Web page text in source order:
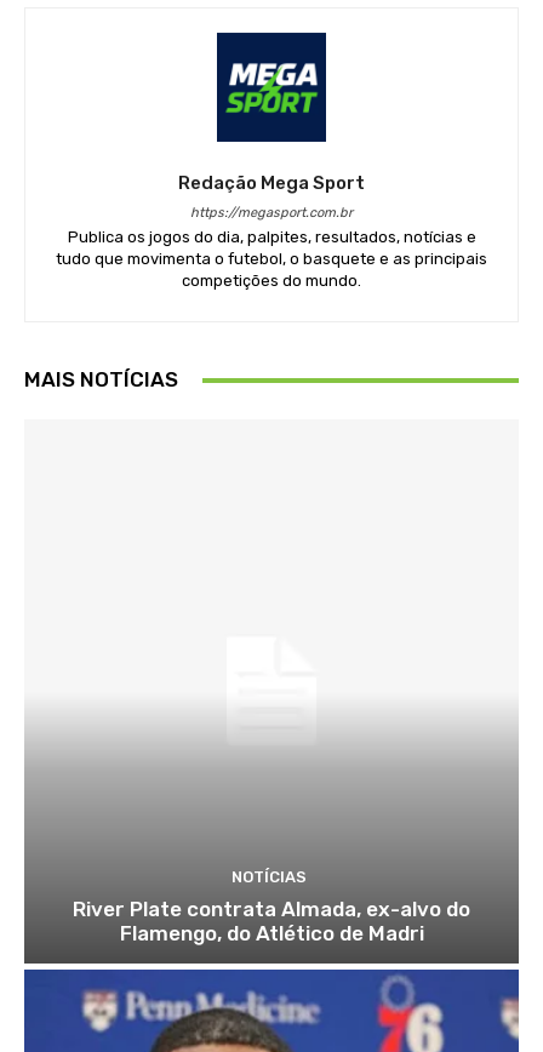
Redação Mega Sport
https://megasport.com.br
Publica os jogos do dia, palpites, resultados, notícias e
tudo que movimenta o futebol, o basquete e as principais
competições do mundo.
MAIS NOTÍCIAS
NOTÍCIAS
River Plate contrata Almada, ex-alvo do
Flamengo, do Atlético de Madri